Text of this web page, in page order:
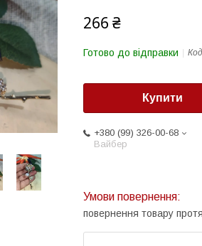
266 ₴
Готово до відправки
Купити
+380 (99) 326-00-68
Вайбер
повернення товару